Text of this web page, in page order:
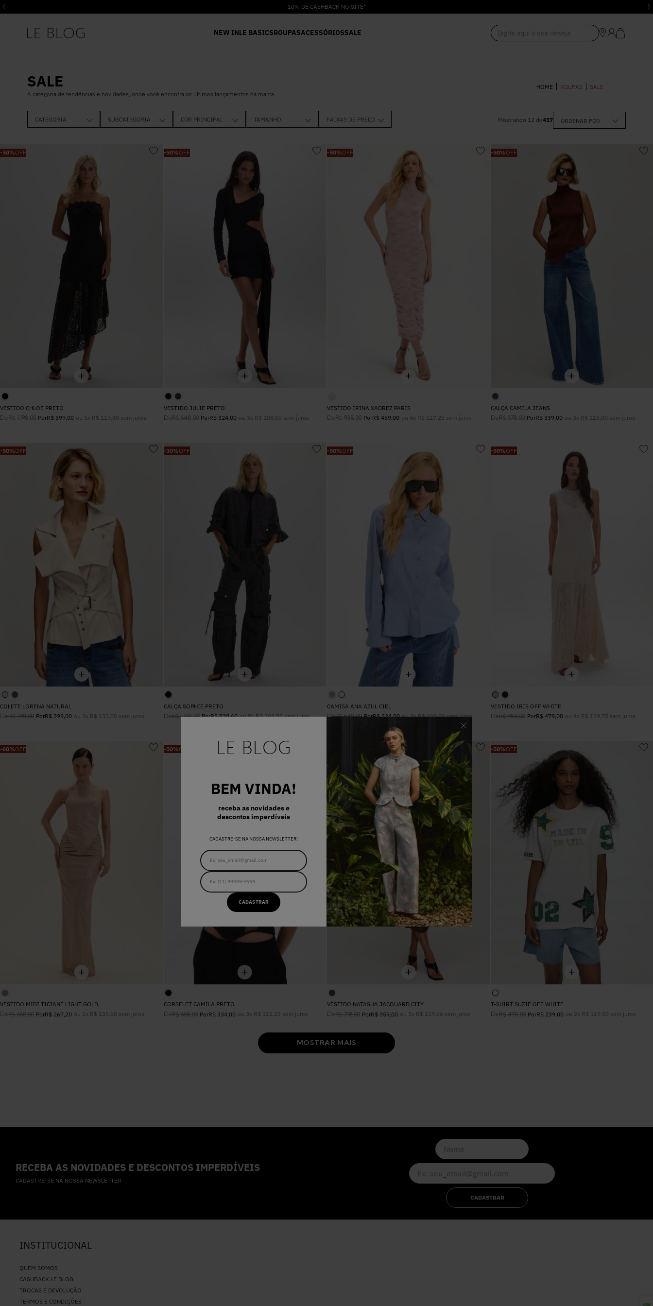
BEM VINDA!
receba as novidades e
descontos imperdíveis
CADASTRE-SE NA NOSSA NEWSLETTER!
CADASTRAR
10% DE CASHBACK NO SITE*
NEW INLE BASICSROUPASACESSÓRIOSSALE Digite aqui o que deseja
SALE
A categoria de tendências e novidades, onde você encontra os últimos lançamentos da marca.
ROUPAS SALE
CATEGORIA
ALFAIATARIA
JAQUETAS
SUBCATEGORIA COR PRINCIPAL
OFF WHITE
ESTAMPADO
TAMANHO
FAIXAS DE PREÇO
Mostrando 12 de417 ORDENAR POR
-50%OFF
VESTIDO CHLOE PRETO
DeR$ 1.198,00 PorR$ 599,00 ou 5x R$ 119 80 sem juros
-50%OFF
VESTIDO JULIE PRETO
DeR$ 648,00 PorR$ 324,00 ou 3x R$ 108 00 sem juros
-50%OFF
VESTIDO IRINA XADREZ PARIS
DeR$ 938,00 PorR$ 469,00 ou 4x R$ 117 25 sem juros
-50%OFF
CALÇA CAMILA JEANS
DeR$ 678,00 PorR$ 339,00 ou 3x R$ 113 00 sem juros
-50%OFF
COLETE LORENA NATURAL
DeR$ 798,00 PorR$ 399,00 ou 3x R$ 133 00 sem juros
-30%OFF
CALÇA SOPHIE PRETO
DeR$ 1.198,00 PorR$ 838,60 ou8xR$ 104,82sem juros
-50%OFF
CAMISA ANA AZUL CIEL
DeR$ 648,00 PorR$ 324,00 ou3xR$ 108,00sem juros
-50%OFF
VESTIDO IRIS OFF WHITE
DeR$ 958,00 PorR$ 479,00 ou 4x R$ 119 75 sem juros
-60%OFF
VESTIDO MIDI TICIANE LIGHT GOLD
DeR$ 668,00 PorR$ 267,20 ou 2x R$ 133,60 sem juros
-50%OFF
CORSELET CAMILA PRETO
DeR$ 668,00 PorR$ 334,00 ou 3x R$ 111, 33 sem juros
VESTIDO NATASHA JACQUARD CITY
DeR$ 718,00 PorR$ 359,00 ou 3x R$ 119,66 sem juros
-50%OFF
T-SHIRT SUZIE OFF WHITE
DeR$ 478,00 PorR$ 239,00 ou 2x R$ 119, 50 sem juros
MOSTRAR MAIS
RECEBA AS NOVIDADES E DESCONTOS IMPERDÍVEIS
CADASTRE-SE NA NOSSA NEWSLETTER
CADASTRAR
INSTITUCIONAL
QUEM SOMOS
CASHBACK LE BLOG
TROCAS E DEVOLUÇÃO
TERMOS E CONDIÇÕES
Vestidos
Vestido Branco